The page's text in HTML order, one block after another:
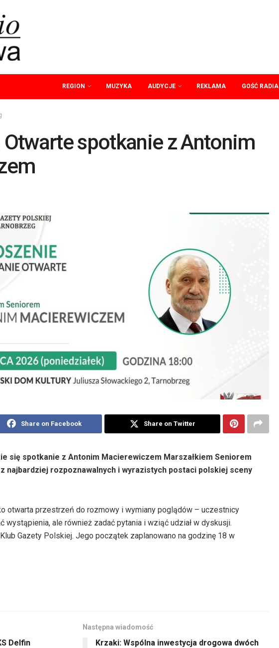
REGION MUZYKA AUDYCJE REKLAMA GOŚĆ RADIA
spotkanie z Antonim
Share on Facebook Share on Twitter
się spotkanie z Antonim Macierewiczem Marszałkiem Seniorem
z najbardziej rozpoznawalnych i wyrazistych postaci polskiej sceny
otwarta przestrzeń do rozmowy i wymiany poglądów – uczestnicy
wystąpienia, ale również zadać pytania i wziąć udział w dyskusji.
Gazety Polskiej. Jego początek zaplanowano na godzinę 18 w
Delfin
Następna wiadomość
Krzaki: Wspólna inwestycja drogowa dwóch